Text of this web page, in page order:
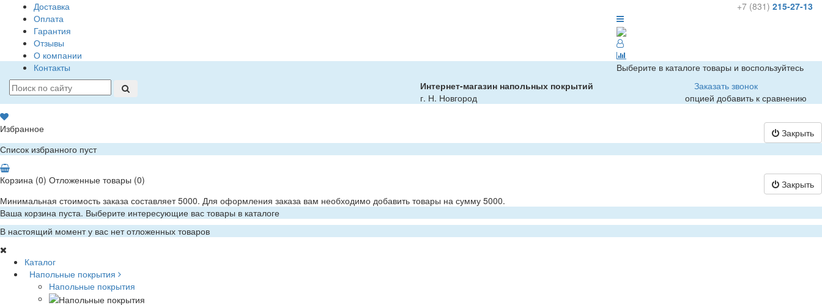
Доставка
Оплата
Гарантия
Отзывы
О компании
Контакты
+7 (831) 215-27-13
Интернет-магазин напольных покрытий
г. Н. Новгород
Заказать звонок
Выберите в каталоге товары и воспользуйтесь
опцией добавить к сравнению
Избранное
Закрыть
Список избранного пуст
Корзина (0) Отложенные товары (0)
Закрыть
Минимальная стоимость заказа составляет 5000. Для оформления заказа вам необходимо добавить товары на сумму 5000.
Ваша корзина пуста. Выберите интересующие вас товары в каталоге
В настоящий момент у вас нет отложенных товаров
Каталог
Напольные покрытия
Напольные покрытия